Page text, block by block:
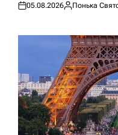
Оприлюднено
05.08.2026
Опубліковано
Понька